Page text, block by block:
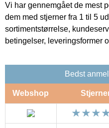
Vi har gennemgået de mest
dem med stjerner fra 1 til 5
sortimentstørrelse,
betingelser, leveringsformer
Bedst
Webshop